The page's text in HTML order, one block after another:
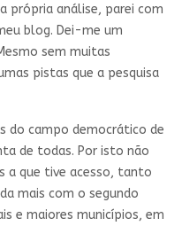
própria análise, parei com
blog. Dei-me um
sem muitas
pistas que a pesquisa
do campo democrático de
de todas. Por isto não
a que tive acesso, tanto
mais com o segundo
e maiores municípios, em